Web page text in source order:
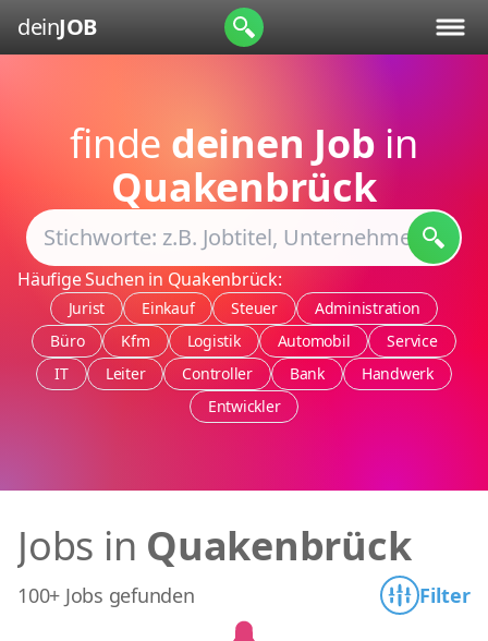
deinJOB
finde deinen Job in
Quakenbrück
Häufige Suchen in Quakenbrück:
Jurist Einkauf Steuer
Administration
Büro
Kfm Logistik Automobil
Service
IT
Leiter Controller Bank
Handwerk
Entwickler
Jobs in Quakenbrück
100+ Jobs gefunden Filter